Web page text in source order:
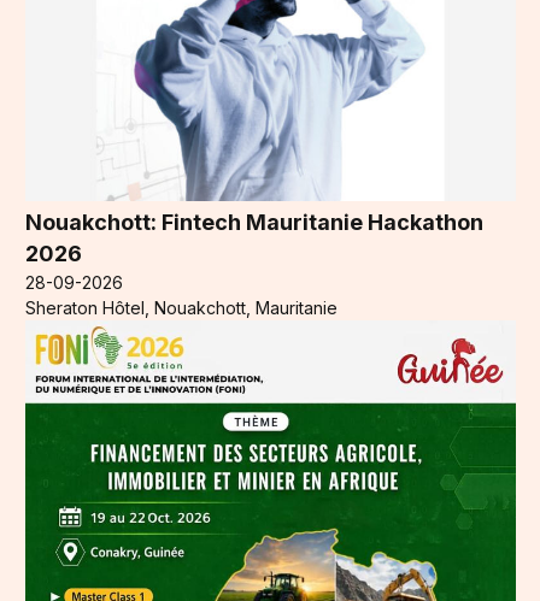
Nouakchott: Fintech Mauritanie Hackathon
2026
28-09-2026
Sheraton Hôtel, Nouakchott, Mauritanie